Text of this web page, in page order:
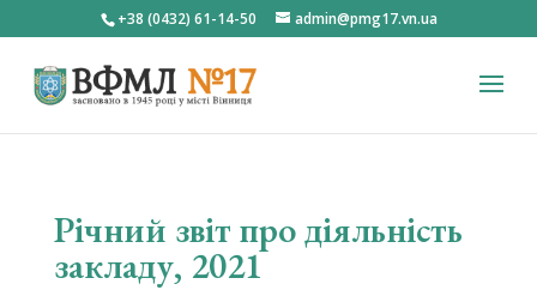
+38 (0432) 61-14-50 admin@pmg17.vn.ua
Річний звіт про діяльність
закладу, 2021